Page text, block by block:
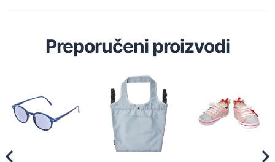
Preporučeni proizvodi